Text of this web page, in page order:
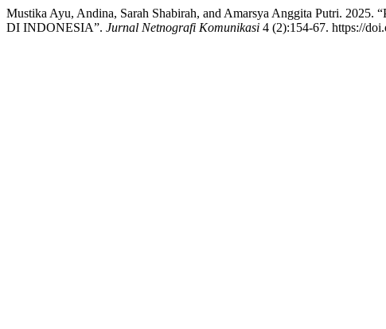
Mustika Ayu, Andina, Sarah Shabirah, and Amarsya Anggita Putri.
DI INDONESIA”. Jurnal Netnografi Komunikasi 4 (2):154-67. https://